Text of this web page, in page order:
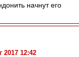
начнут его
2017 12:42